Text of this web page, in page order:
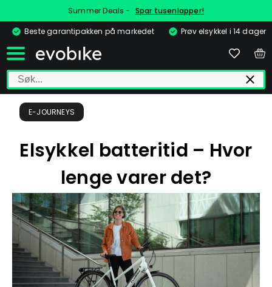
Summer Deals - Spar tusenlapper!
Beste garantipakken på markedet
Prøv elsykkel i 14 dager
E-JOURNEYS
Elsykkel batteritid – Hvor
lenge varer det?